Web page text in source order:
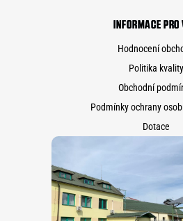
INFORMACE PRO
Hodnocení
Politika kvality
Obchodní
Podmínky ochrany
Dotace